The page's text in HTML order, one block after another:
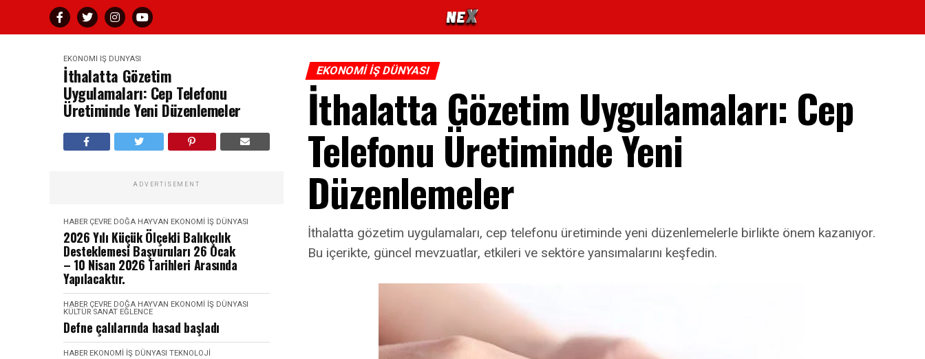
EKONOMI İŞ DÜNYASI
İthalatta Gözetim
Uygulamaları: Cep Telefonu
Üretiminde Yeni Düzenlemeler
ADVERTISEMENT
HABER ÇEVRE DOĞA HAYVAN EKONOMI İŞ DÜNYASI
2026 Yılı Küçük Ölçekli Balıkçılık
Desteklemesi Başvuruları 26 Ocak
– 10 Nisan 2026 Tarihleri Arasında
Yapılacaktır.
HABER ÇEVRE DOĞA HAYVAN EKONOMI İŞ DÜNYASI
KÜLTÜR SANAT EĞLENCE
Defne çalılarında hasad başladı
HABER EKONOMI İŞ DÜNYASI TEKNOLOJI
EKONOMI İŞ DÜNYASI
İthalatta Gözetim Uygulamaları: Cep
Telefonu Üretiminde Yeni
Düzenlemeler
İthalatta gözetim uygulamaları, cep telefonu üretiminde yeni düzenlemelerle birlikte önem kazanıyor.
Bu içerikte, güncel mevzuatlar, etkileri ve sektöre yansımalarını keşfedin.